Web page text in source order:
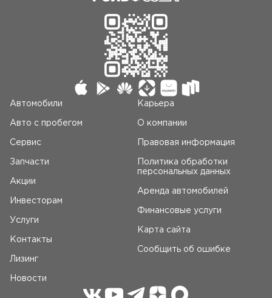
Автомобили
Авто c пробегом
Сервис
Запчасти
Акции
Инвесторам
Услуги
Контакты
Лизинг
Новости
Карьера
О компании
Правовая информация
Политика обработки
персональных данных
Аренда автомобилей
Финансовые услуги
Карта сайта
Сообщить об ошибке